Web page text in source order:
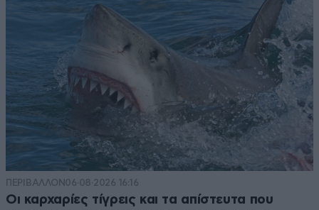
ΠΕΡΙΒΑΛΛΟΝ06·08·2026 16:16
Οι καρχαρίες τίγρεις και τα απίστευτα που